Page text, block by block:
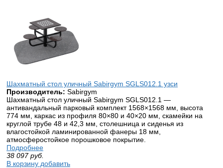
Шахматный стол уличный Sabirgym SGLS012.1 узси
Производитель: Sabirgym
Шахматный стол уличный Sabirgym SGLS012.1 —
антивандальный парковый комплект 1568×1568 мм, высота
774 мм, каркас из профиля 80×80 и 40×20 мм, скамейки на
круглой трубе 48 и 42,3 мм, столешница и сиденья из
влагостойкой ламинированной фанеры 18 мм,
атмосферостойкое порошковое покрытие.
Подробнее
38 097 руб.
В корзину добавить